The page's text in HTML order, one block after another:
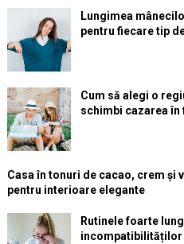
Lungimea
pentru fiecare tip
Cum să alegi o
schimbi cazarea în
Casa în tonuri de cacao, crem și
pentru interioare elegante
Rutinele foarte